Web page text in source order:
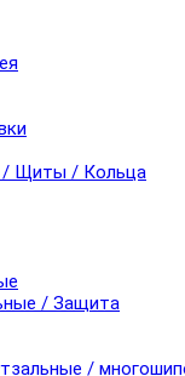
/ Щиты / Кольца
/ Защита
/